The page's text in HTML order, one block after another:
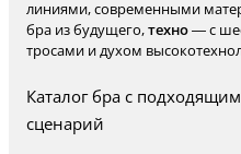
линиями, современными
бра из будущего,техно— с
тросами и духом
Каталог бра с
сценарий